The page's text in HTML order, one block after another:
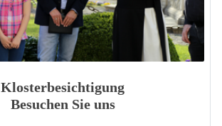
Klosterbesichtigung
Besuchen Sie uns